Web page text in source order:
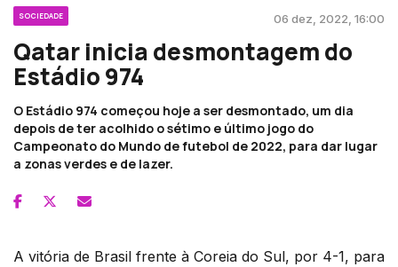
SOCIEDADE 06 dez, 2022, 16:00
Qatar inicia desmontagem do
Estádio 974
O Estádio 974 começou hoje a ser desmontado, um dia
depois de ter acolhido o sétimo e último jogo do
Campeonato do Mundo de futebol de 2022, para dar lugar
a zonas verdes e de lazer.
A vitória de Brasil frente à Coreia do Sul, por 4-1, para